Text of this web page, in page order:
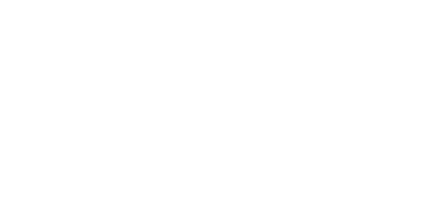
Belediye şimdi bu çukurun üzerini yol kapanmasın
parlatıp süsleyip etrafını çevirip tarihi eser diye